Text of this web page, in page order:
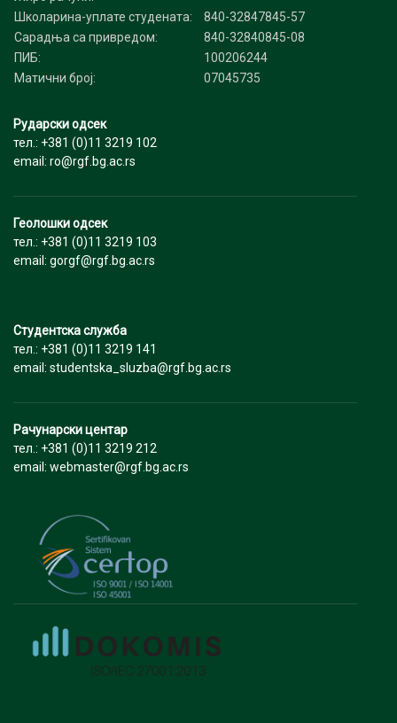
Школарина-уплате студената:
840-32847845-57
Сарадња са привредом:
840-32840845-08
ПИБ:
100206244
Матични број:
07045735
Рударски одсек
тел.: +381 (0)11 3219 102
email: ro@rgf.bg.ac.rs
Геолошки одсек
тел.: +381 (0)11 3219 103
email: gorgf@rgf.bg.ac.rs
Студентска служба
тел.: +381 (0)11 3219 141
email: studentska_sluzba@rgf.bg.ac.rs
Рачунарски центар
тел.: +381 (0)11 3219 212
email: webmaster@rgf.bg.ac.rs